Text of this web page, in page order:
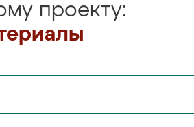
проекту: